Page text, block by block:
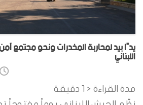
يدًا بيد لمحاربة المخدرات ونحو مجتمع
اللبناني
مدة القراءة < 1
دقيقة